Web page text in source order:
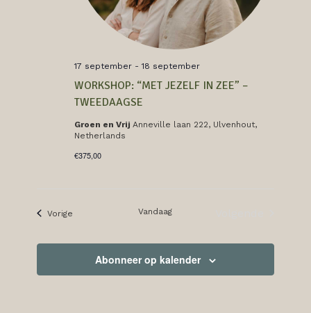
WORKSHOP: “MET JEZELF IN ZEE” –
TWEEDAAGSE
17 september -18 september
Groen en Vrij Anneville laan 222, Ulvenhout,
Netherlands
€375,00
Vorige Vandaag
Abonneer op kalender